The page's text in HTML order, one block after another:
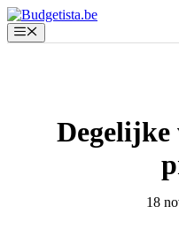
Spring
naar
de
Menu
Degelijke
18